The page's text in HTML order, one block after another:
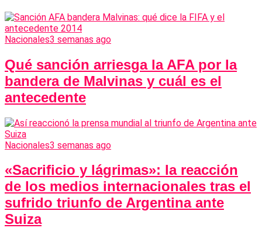
Nacionales3 semanas ago
Qué sanción arriesga la AFA por la
bandera de Malvinas y cuál es el
antecedente
Nacionales3 semanas ago
«Sacrificio y lágrimas»: la reacción
de los medios internacionales tras el
sufrido triunfo de Argentina ante
Suiza